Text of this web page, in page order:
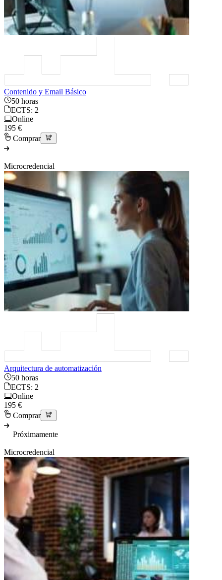
Contenido y Email Básico
50 horas
ECTS: 2
Online
195 €
Comprar
Microcredencial
Arquitectura de automatización
50 horas
ECTS: 2
Online
195 €
Comprar
Próximamente
Microcredencial